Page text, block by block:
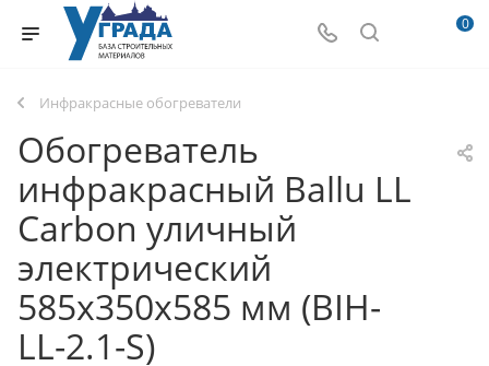
0
Инфракрасные обогреватели
Обогреватель
инфракрасный Ballu LL
Carbon уличный
электрический
585х350х585 мм (BIH-
LL-2.1-S)